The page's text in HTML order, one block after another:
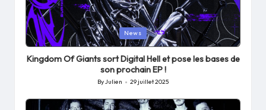
Posted
in
News
Kingdom Of Giants sort Digital Hell et pose les bases de
son prochain EP !
Posted
by
ByJulien 29 juillet 2025